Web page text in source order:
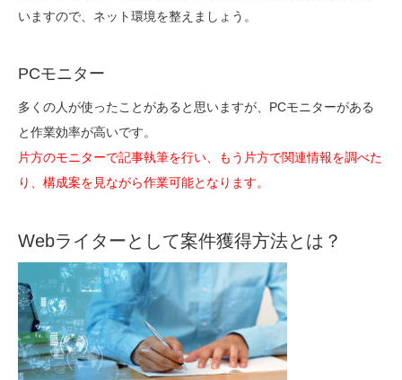
いますので、ネット環境を整えましょう。
PCモニター
多くの人が使ったことがあると思いますが、PCモニターがある
と作業効率が高いです。
片方のモニターで記事執筆を行い、もう片方で関連情報を調べた
り、構成案を見ながら作業可能となります。
Webライターとして案件獲得方法とは？